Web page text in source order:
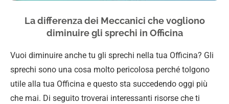
La differenza dei Meccanici che vogliono
diminuire gli sprechi in Officina
Vuoi diminuire anche tu gli sprechi nella tua Officina? Gli
sprechi sono una cosa molto pericolosa perché tolgono
utile alla tua Officina e questo sta succedendo oggi più
che mai. Di seguito troverai interessanti risorse che ti